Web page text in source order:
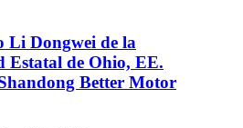
Li Dongwei de la
Estatal de Ohio, EE.
Better Motor